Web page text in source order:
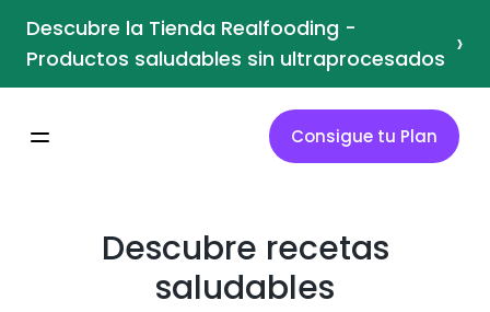
Descubre la Tienda Realfooding -
Productos saludables sin ultraprocesados ›
Consigue tu Plan
Descubre recetas
saludables